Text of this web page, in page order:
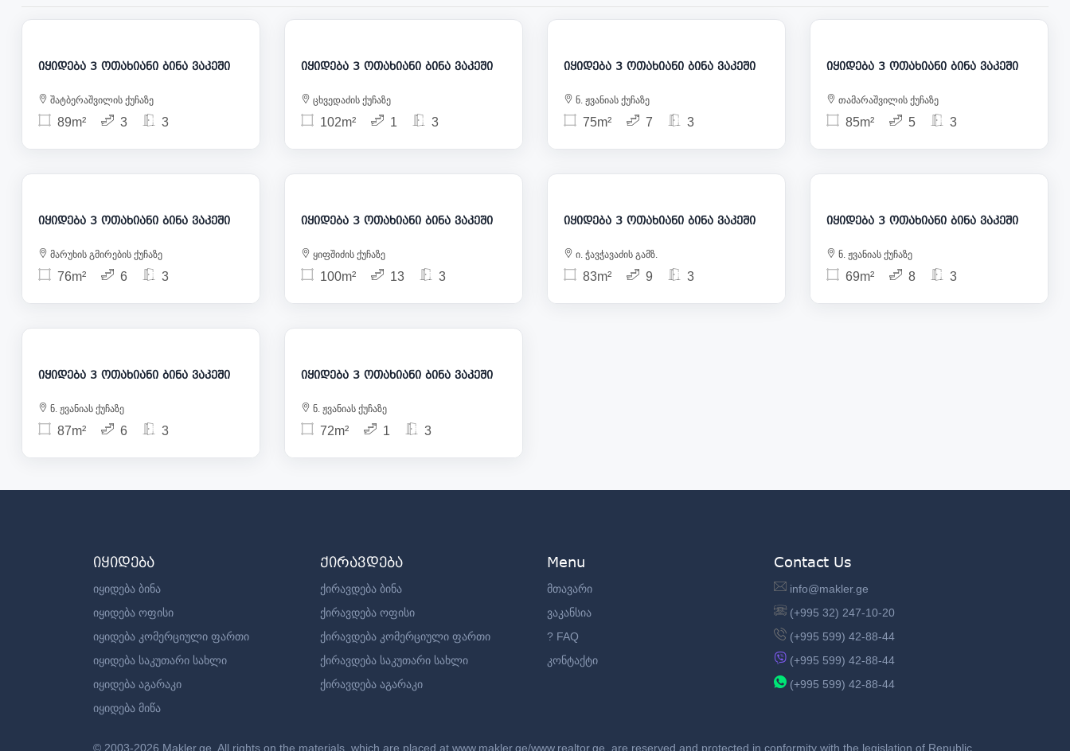
205 000
იყიდება 3 ოთახიანი ბინა ვაკეში
შატბერაშვილის ქუჩაზე
89m² 3 3
195 000
იყიდება 3 ოთახიანი ბინა ვაკეში
ცხვედაძის ქუჩაზე
102m² 1 3
199 000
იყიდება 3 ოთახიანი ბინა ვაკეში
ნ. ჟვანიას ქუჩაზე
75m² 7 3
188 000
იყიდება 3 ოთახიანი ბინა ვაკეში
თამარაშვილის ქუჩაზე
85m² 5 3
170 000
იყიდება 3 ოთახიანი ბინა ვაკეში
მარუხის გმირების ქუჩაზე
76m² 6 3
195 000
იყიდება 3 ოთახიანი ბინა ვაკეში
ყიფშიძის ქუჩაზე
100m² 13 3
200 000
იყიდება 3 ოთახიანი ბინა ვაკეში
ი. ჭავჭავაძის გამზ.
83m² 9 3
172 000
იყიდება 3 ოთახიანი ბინა ვაკეში
ნ. ჟვანიას ქუჩაზე
69m² 8 3
195 000
იყიდება 3 ოთახიანი ბინა ვაკეში
ნ. ჟვანიას ქუჩაზე
87m² 6 3
190 000
იყიდება 3 ოთახიანი ბინა ვაკეში
ნ. ჟვანიას ქუჩაზე
72m² 1 3
იყიდება
იყიდება ბინა
იყიდება ოფისი
იყიდება კომერციული ფართი
იყიდება საკუთარი სახლი
იყიდება აგარაკი
იყიდება მიწა
ქირავდება
ქირავდება ბინა
ქირავდება ოფისი
ქირავდება კომერციული ფართი
ქირავდება საკუთარი სახლი
ქირავდება აგარაკი
Menu
მთავარი
ვაკანსია
? FAQ
კონტაქტი
Contact Us
info@makler.ge
(+995 32) 247-10-20
(+995 599) 42-88-44
(+995 599) 42-88-44
(+995 599) 42-88-44
© 2003-2026 Makler.ge, All rights on the materials, which are placed at www.makler.ge/www.realtor.ge, are reserved and protected in conformity with the legislation of Republic